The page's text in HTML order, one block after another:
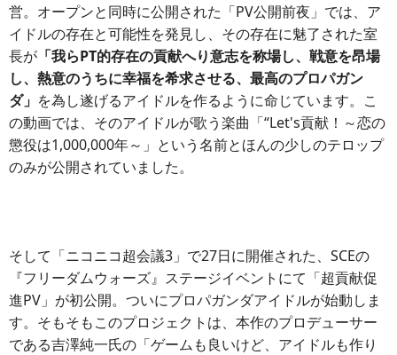
営。オープンと同時に公開された「PV公開前夜」では、ア
イドルの存在と可能性を発見し、その存在に魅了された室
長が 「我らPT的存在の貢献へり意志を称場し、戦意を昂場
し、熱意のうちに幸福を希求させる、最高のプロパガン
ダ」 を為し遂げるアイドルを作るように命じています。こ
の動画では、そのアイドルが歌う楽曲「“Let's貢献！～恋の
懲役は1,000,000年～」という名前とほんの少しのテロップ
のみが公開されていました。
そして「ニコニコ超会議3」で27日に開催された、SCEの
『フリーダムウォーズ』ステージイベントにて「超貢献促
進PV」が初公開。ついにプロパガンダアイドルが始動しま
す。そもそもこのプロジェクトは、本作のプロデューサー
である吉澤純一氏の「ゲームも良いけど、アイドルも作り